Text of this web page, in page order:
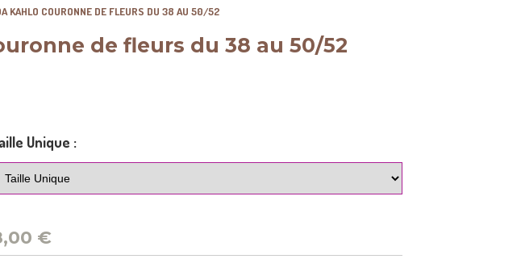
KAHLO COURONNE DE FLEURS DU 38 AU 50/52
de fleurs du 38 au 50/52
Unique :
€